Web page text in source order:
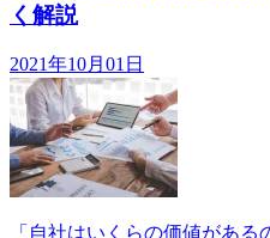
く解説
2021年10月01日
「自社はいくらの価値があ